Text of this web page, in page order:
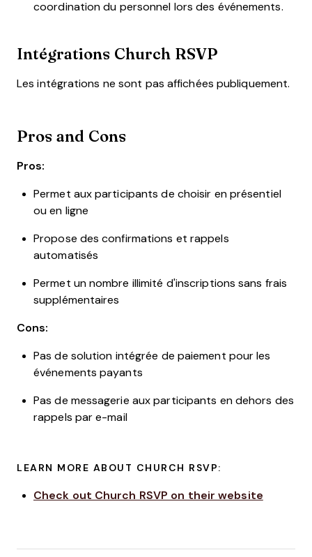
coordination du personnel lors des événements.
Intégrations Church RSVP
Les intégrations ne sont pas affichées publiquement.
Pros and Cons
Pros:
Permet aux participants de choisir en présentiel
ou en ligne
Propose des confirmations et rappels
automatisés
Permet un nombre illimité d'inscriptions sans frais
supplémentaires
Cons:
Pas de solution intégrée de paiement pour les
événements payants
Pas de messagerie aux participants en dehors des
rappels par e-mail
LEARN MORE ABOUT CHURCH RSVP:
Check out Church RSVP on their website